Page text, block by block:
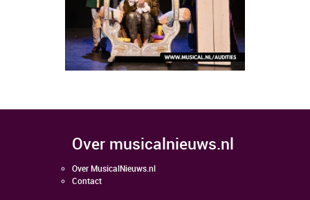
over musicalnieuws.nl
Over MusicalNieuws.nl
Contact